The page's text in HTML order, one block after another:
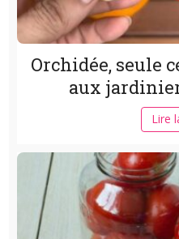
Orchidée, seule
aux
Lire